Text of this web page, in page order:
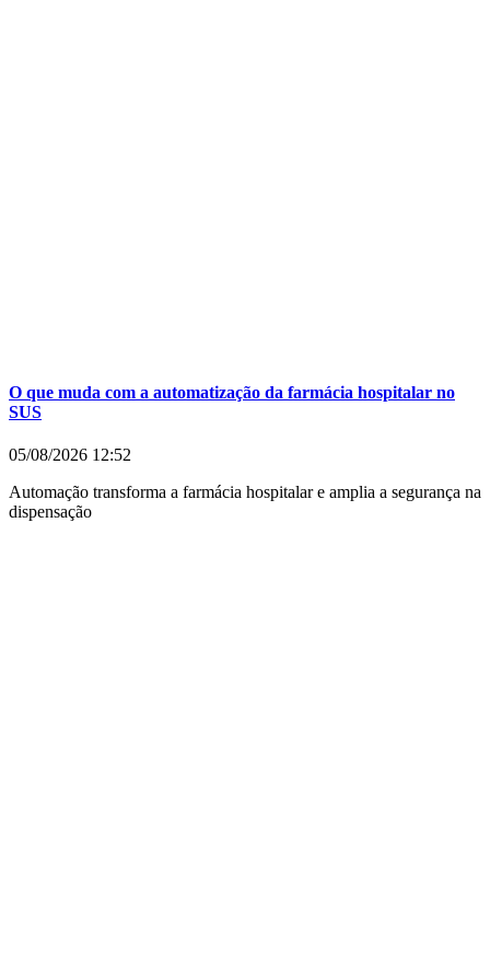
O que muda com a automatização da farmácia hospitalar no
SUS
05/08/2026 12:52
Automação transforma a farmácia hospitalar e amplia a segurança na
dispensação